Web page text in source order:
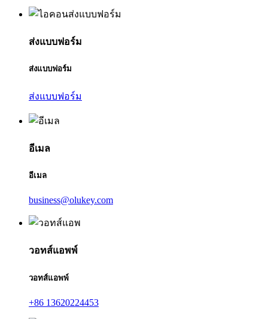
ส่งแบบฟอร์ม
ส่งแบบฟอร์ม
ส่งแบบฟอร์ม
อีเมล
อีเมล
business@olukey.com
วอทส์แอพพ์
วอทส์แอพพ์
+86 13620224453